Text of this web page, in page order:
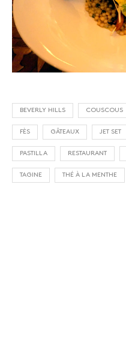
BEVERLY HILLS COUSCOUS
FÈS GÂTEAUX JET SET
PASTILLA RESTAURANT
TAGINE THÉ À LA MENTHE